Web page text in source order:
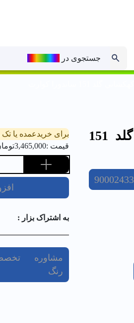
جستجوی در
رنگ دکوراتیو كهكشاني گلد 151
90002433
برای خریدعمده یا
قیمت :3,465,000
به اشتراک بزار :
مشاوره
رنگ